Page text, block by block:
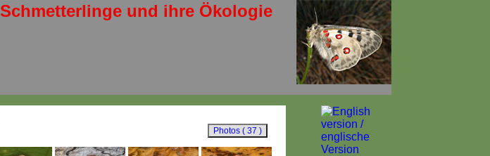
Schmetterlinge und ihre Ökologie